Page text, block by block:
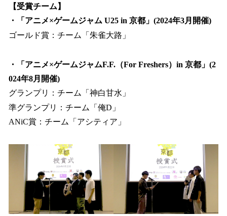
【受賞チーム】
・「アニメ×ゲームジャム U25 in 京都」(2024年3月開催)
ゴールド賞：チーム「朱雀大路」
・「アニメ×ゲームジャムF.F.（For Freshers）in 京都」(2
024年8月開催)
グランプリ：チーム「神白甘水」
準グランプリ：チーム「俺D」
ANiC賞：チーム「アシティア」